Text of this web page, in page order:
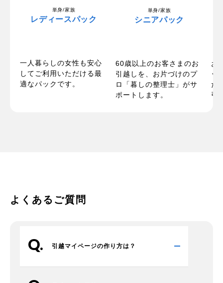
単身/家族
レディースパック
一人暮らしの女性も安心
してご利用いただける最
適なパックです。
単身/家族
シニアパック
60歳以上のお客さまのお
引越しを、お片づけのプ
ロ「暮しの整理士」がサ
ポートします。
お
ッ
た
引
よくあるご質問
引越マイページの作り方は？